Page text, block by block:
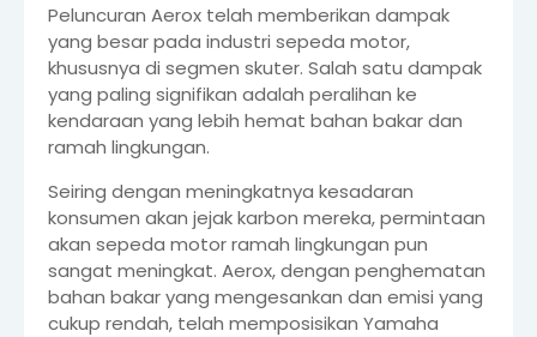
Peluncuran Aerox telah memberikan dampak
yang besar pada industri sepeda motor,
khususnya di segmen skuter. Salah satu dampak
yang paling signifikan adalah peralihan ke
kendaraan yang lebih hemat bahan bakar dan
ramah lingkungan.
Seiring dengan meningkatnya kesadaran
konsumen akan jejak karbon mereka, permintaan
akan sepeda motor ramah lingkungan pun
sangat meningkat. Aerox, dengan penghematan
bahan bakar yang mengesankan dan emisi yang
cukup rendah, telah memposisikan Yamaha